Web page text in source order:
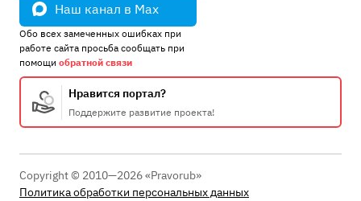
Наш канал в Max
Обо всех замеченных ошибках при
работе сайта просьба сообщать при
помощи обратной связи
Нравится портал?
Поддержите развитие проекта!
Copyright © 2010—2026 «Pravorub»
Политика обработки персональных данных